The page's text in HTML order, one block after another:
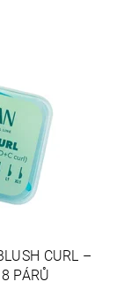
CURL –
PÁRŮ